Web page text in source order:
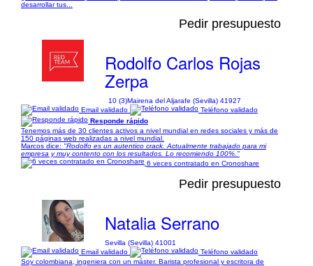
desarrollar tus...
Pedir presupuesto
Rodolfo Carlos Rojas
Zerpa
10 (3)Mairena del Aljarafe (Sevilla) 41927
Email validado
Teléfono validado
Responde rápido
Tenemos más de 30 clientes activos a nivel mundial en redes sociales y más de
150 páginas web realizadas a nivel mundial.
Marcos dice: "Rodolfo es un autentico crack. Actualmente trabajado para mi
empresa y muy contento con los resultados. Lo recomiendo 100%."
6 veces contratado en Cronoshare
Pedir presupuesto
Natalia Serrano
Sevilla (Sevilla) 41001
Email validado
Teléfono validado
Soy colombiana, ingeniera con un máster. Barista profesional y escritora de